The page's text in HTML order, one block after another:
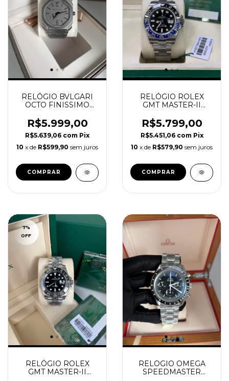
RELÓGIO BVLGARI
OCTO FINISSIMO
R$5.999,00
R$5.639,06 com Pix
10 x de R$599,90 sem juros
RELÓGIO ROLEX
GMT MASTER-II
SUPER CLONE
R$5.799,00
R$5.451,06 com Pix
10 x de R$579,90 sem juros
7%
OFF
RELÓGIO ROLEX
GMT MASTER-II
RELOGIO OMEGA
SPEEDMASTER